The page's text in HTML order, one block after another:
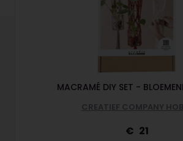
MACRAMÉ DIY SET -
CREATIEF COMPANY
21